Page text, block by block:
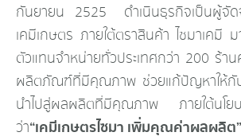
กันยายน 2525 ดำเนินธุรกิจเป็นผู้จั
เคมีเกษตร ภายใต้ตราสินค้า ไซมาเคมี
ตัวแทนจำหน่ายทั่วประเทศกว่า 200 ร้า
ผลิตภัณฑ์ที่มีคุณภาพ ช่วยแก้ปัญหาให้กั
นำไปสู่ผลผลิตที่มีคุณภาพ ภายใต้นโย
ว่า“เคมีเกษตรไซมา เพิ่มคุณค่าผลผลิต”